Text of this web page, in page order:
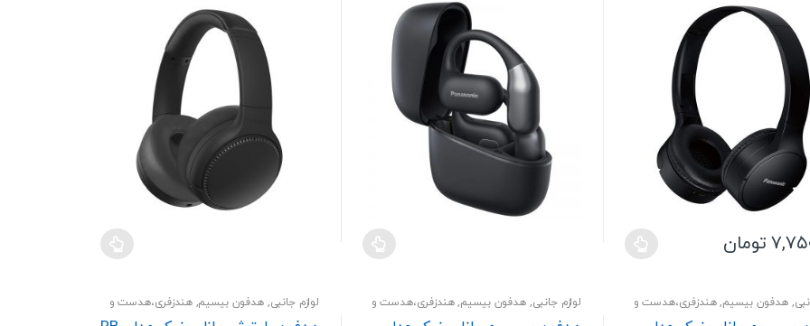
محصول
انتخاب
محصول
تومان
,هدفون بیسیم,هندزفری،هدست و لوازم جانبی,هدفون بیسیم,هندزفری،هدست و
اسپیکر
لوازم جانبی,هدفون بیسیم,هندزفری،هدست و
اسپیکر